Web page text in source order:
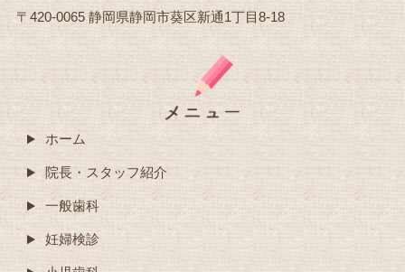
〒420-0065 静岡県静岡市葵区新通1丁目8-18
ホーム
院長・スタッフ紹介
一般歯科
妊婦検診